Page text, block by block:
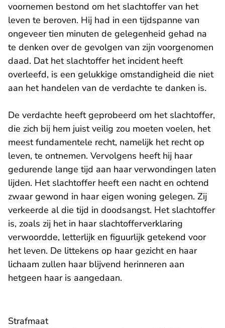
voornemen bestond om het slachtoffer van het
leven te beroven. Hij had in een tijdspanne van
ongeveer tien minuten de gelegenheid gehad na
te denken over de gevolgen van zijn voorgenomen
daad. Dat het slachtoffer het incident heeft
overleefd, is een gelukkige omstandigheid die niet
aan het handelen van de verdachte te danken is.
De verdachte heeft geprobeerd om het slachtoffer,
die zich bij hem juist veilig zou moeten voelen, het
meest fundamentele recht, namelijk het recht op
leven, te ontnemen. Vervolgens heeft hij haar
gedurende lange tijd aan haar verwondingen laten
lijden. Het slachtoffer heeft een nacht en ochtend
zwaar gewond in haar eigen woning gelegen. Zij
verkeerde al die tijd in doodsangst. Het slachtoffer
is, zoals zij het in haar slachtofferverklaring
verwoordde, letterlijk en figuurlijk getekend voor
het leven. De littekens op haar gezicht en haar
lichaam zullen haar blijvend herinneren aan
hetgeen haar is aangedaan.
Strafmaat